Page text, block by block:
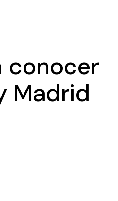
conocer
Madrid